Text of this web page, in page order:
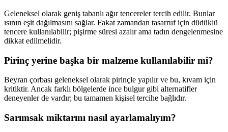
Geleneksel olarak geniş tabanlı ağır tencereler tercih edilir. Bunlar
ısının eşit dağılmasını sağlar. Fakat zamandan tasarruf için düdüklü
tencere kullanılabilir; pişirme süresi azalır ama tadın dengelenmesine
dikkat edilmelidir.
Pirinç yerine başka bir malzeme kullanılabilir mi?
Beyran çorbası geleneksel olarak pirinçle yapılır ve bu, kıvam için
kritiktir. Ancak farklı bölgelerde ince bulgur gibi alternatifler
deneyenler de vardır; bu tamamen kişisel tercihe bağlıdır.
Sarımsak miktarını nasıl ayarlamalıyım?